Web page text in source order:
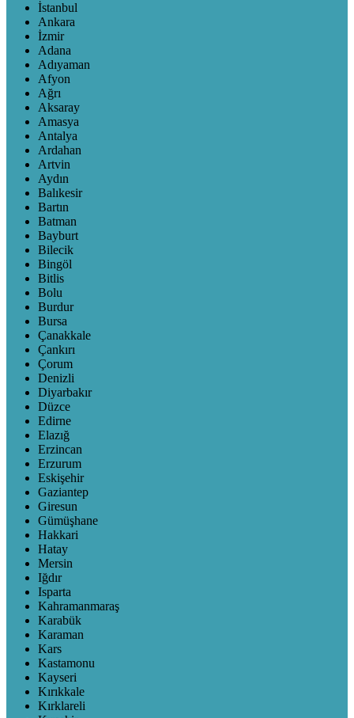
İstanbul
Ankara
İzmir
Adana
Adıyaman
Afyon
Ağrı
Aksaray
Amasya
Antalya
Ardahan
Artvin
Aydın
Balıkesir
Bartın
Batman
Bayburt
Bilecik
Bingöl
Bitlis
Bolu
Burdur
Bursa
Çanakkale
Çankırı
Çorum
Denizli
Diyarbakır
Düzce
Edirne
Elazığ
Erzincan
Erzurum
Eskişehir
Gaziantep
Giresun
Gümüşhane
Hakkari
Hatay
Mersin
Iğdır
Isparta
Kahramanmaraş
Karabük
Karaman
Kars
Kastamonu
Kayseri
Kırıkkale
Kırklareli